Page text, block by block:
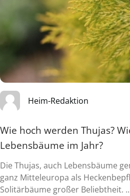
Heim-Redaktion
Wie hoch werden Thujas?
Lebensbäume im Jahr?
Die Thujas, auch Lebensbäume
ganz Mitteleuropa als
Solitärbäume großer Beliebtheit.